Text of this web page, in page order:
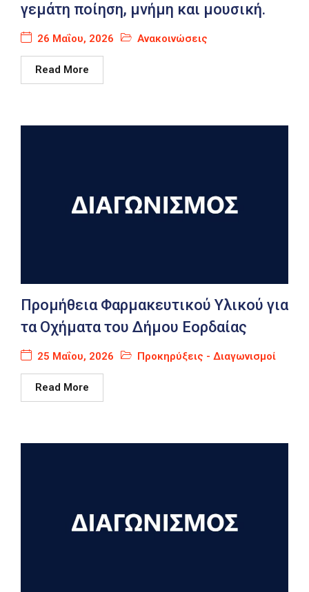
γεμάτη ποίηση, μνήμη και μουσική.
26 Μαΐου, 2026 Ανακοινώσεις
Read More
Προμήθεια Φαρμακευτικού Υλικού για
τα Οχήματα του Δήμου Εορδαίας
25 Μαΐου, 2026 Προκηρύξεις - Διαγωνισμοί
Read More